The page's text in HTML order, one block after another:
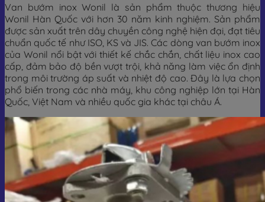
Van bướm inox Wonil là sản phẩm thuộc thương hiệu
Wonil Hàn Quốc với hơn 30 năm kinh nghiệm. Sản phẩm
được sản xuất trên dây chuyền công nghệ hiện đại, đạt tiêu
chuẩn quốc tế như ISO, KS và JIS. Các dòng van bướm inox
của Wonil nổi bật với thiết kế chắc chắn, chất liệu inox cao
cấp, đảm bảo độ bền vượt trội, khả năng làm việc ổn định
trong môi trường áp suất và nhiệt độ cao. Đây là lựa chọn
phổ biến trong các nhà máy, khu công nghiệp lớn tại Hàn
Quốc, Việt Nam và nhiều quốc gia khác tại châu Á.